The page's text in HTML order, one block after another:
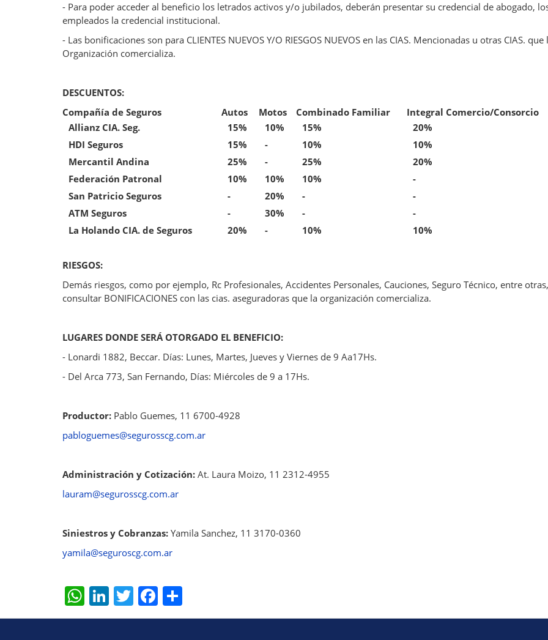
- Para poder acceder al beneficio los letrados activos y/o jubilados, deberán presentar su credencial de abogado,
empleados la credencial institucional.
- Las bonificaciones son para CLIENTES NUEVOS Y/O RIESGOS NUEVOS en las CIAS. Mencionadas u otras CIAS. que
Organización comercializa.
DESCUENTOS:
Compañía de Seguros
Autos Motos Combinado Familiar
Integral Comercio/Consorcio
Allianz CIA. Seg.
15% 10% 15%
20%
HDI Seguros
15% - 10%
10%
Mercantil Andina
25% - 25%
20%
Federación Patronal
10% 10% 10%
-
San Patricio Seguros
- 20% -
-
ATM Seguros
- 30% -
-
La Holando CIA. de Seguros
20% - 10% 10%
RIESGOS:
Demás riesgos, como por ejemplo, Rc Profesionales, Accidentes Personales, Cauciones, Seguro Técnico, entre otras,
consultar BONIFICACIONES con las cias. aseguradoras que la organización comercializa.
LUGARES DONDE SERÁ OTORGADO EL BENEFICIO:
- Lonardi 1882, Beccar. Días: Lunes, Martes, Jueves y Viernes de 9 Aa17Hs.
- Del Arca 773, San Fernando, Días: Miércoles de 9 a 17Hs.
Productor: Pablo Guemes, 11 6700-4928
pabloguemes@segurosscg.com.ar
Administración y Cotización: At. Laura Moizo, 11 2312-4955
lauram@segurosscg.com.ar
Siniestros y Cobranzas: Yamila Sanchez, 11 3170-0360
yamila@seguroscg.com.ar
W
h
Li
n
T
w
F
a h